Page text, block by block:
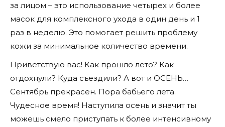
за лицом – это использование четырех и более
масок для комплексного ухода в один день и 1
раз в неделю. Это помогает решить проблему
кожи за минимальное количество времени.
Приветствую вас! Как прошло лето? Как
отдохнули? Куда съездили? А вот и ОСЕНЬ…
Сентябрь прекрасен. Пора бабьего лета.
Чудесное время! Наступила осень и значит ты
можешь смело приступать к более интенсивному